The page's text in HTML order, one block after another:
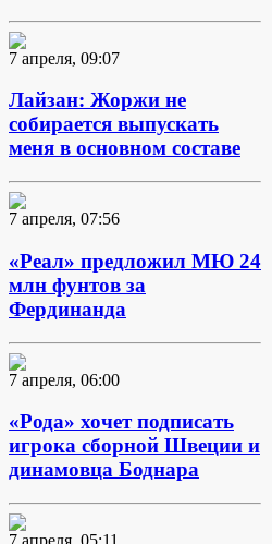
7 апреля, 09:07
Лайзан: Жоржи не
собирается выпускать
меня в основном составе
7 апреля, 07:56
«Реал» предложил МЮ 24
млн фунтов за
Фердинанда
7 апреля, 06:00
«Рода» хочет подписать
игрока сборной Швеции и
динамовца Боднара
7 апреля, 05:11